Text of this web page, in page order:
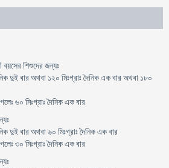
শিশুদের জন্যঃ
দুই বার অথবা ১২০ মিঃগ্রাঃ দৈনিক এক বার অথবা ১৮০
৬০ মিঃগ্রাঃ দৈনিক এক বার
দুই বার অথবা ৬০ মিঃগ্রাঃ দৈনিক এক বার
৩০ মিঃগ্রাঃ দৈনিক এক বার